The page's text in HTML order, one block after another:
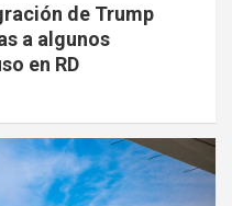
de Trump
a algunos
en RD